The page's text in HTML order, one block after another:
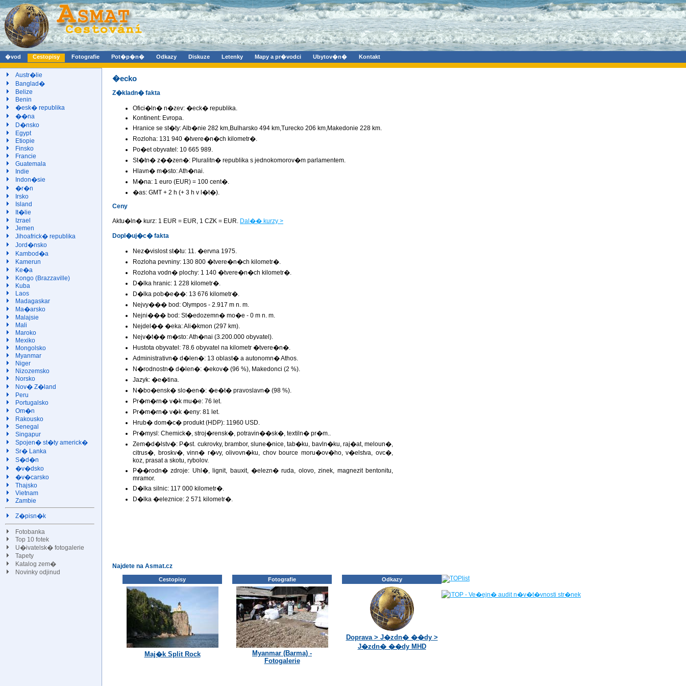
�vod Cestopisy Fotografie Pot�p�n� Odkazy Diskuze Letenky Mapy a pr�vodci Ubytov�n� Kontakt
Austr�lie
Banglad�
Belize
Benin
�esk� republika
��na
D�nsko
Egypt
Etiopie
Finsko
Francie
Guatemala
Indie
Indon�sie
�r�n
Irsko
Island
It�lie
Izrael
Jemen
Jihoafrick� republika
Jord�nsko
Kambod�a
Kamerun
Ke�a
Kongo (Brazzaville)
Kuba
Laos
Madagaskar
Ma�arsko
Malajsie
Mali
Maroko
Mexiko
Mongolsko
Myanmar
Niger
Nizozemsko
Norsko
Nov� Z�land
Peru
Portugalsko
Om�n
Rakousko
Senegal
Singapur
Spojen� st�ty americk�
Sr� Lanka
S�d�n
�v�dsko
�v�carsko
Thajsko
Vietnam
Zambie
Z�pisn�k
Fotobanka
Top 10 fotek
U�ivatelsk� fotogalerie
Tapety
Katalog zem�
Novinky odjinud
�ecko
Z�kladn� fakta
Ofici�ln� n�zev: �eck� republika.
Kontinent: Evropa.
Hranice se st�ty: Alb�nie 282 km,Bulharsko 494 km,Turecko 206 km,Makedonie 228 km.
Rozloha: 131 940 �tvere�n�ch kilometr�.
Po�et obyvatel: 10 665 989.
St�tn� z��zen�: Pluralitn� republika s jednokomorov�m parlamentem.
Hlavn� m�sto: Ath�nai.
M�na: 1 euro (EUR) = 100 cent�.
�as: GMT + 2 h (+ 3 h v l�t�).
Ceny
Aktu�ln� kurz: 1 EUR = EUR, 1 CZK = EUR. Dal�� kurzy >
Dopl�uj�c� fakta
Nez�vislost st�tu: 11. �ervna 1975.
Rozloha pevniny: 130 800 �tvere�n�ch kilometr�.
Rozloha vodn� plochy: 1 140 �tvere�n�ch kilometr�.
D�lka hranic: 1 228 kilometr�.
D�lka pob�e��: 13 676 kilometr�.
Nejvy��� bod: Olympos - 2.917 m n. m.
Nejni��� bod: St�edozemn� mo�e - 0 m n. m.
Nejdel�� �eka: Ali�kmon (297 km).
Nejv�t�� m�sto: Ath�nai (3.200.000 obyvatel).
Hustota obyvatel: 78.6 obyvatel na kilometr �tvere�n�.
Administrativn� d�len�: 13 oblast� a autonomn� Athos.
N�rodnostn� d�len�: �ekov� (96 %), Makedonci (2 %).
Jazyk: �e�tina.
N�bo�ensk� slo�en�: �e�t� pravoslavn� (98 %).
Pr�m�rn� v�k mu�e: 76 let.
Pr�m�rn� v�k �eny: 81 let.
Hrub� dom�c� produkt (HDP): 11960 USD.
Pr�mysl: Chemick�, stroj�rensk�, potravin��sk�, textiln� pr�m..
Zem�d�lstv�: P�st. cukrovky, brambor, slune�nice, tab�ku, bavln�ku, raj�at, meloun�,
citrus�, broskv�, vinn� r�vy, olivovn�ku, chov bource moru�ov�ho, v�elstva, ovc�,
koz, prasat a skotu, rybolov.
P��rodn� zdroje: Uhl�, lignit, bauxit, �elezn� ruda, olovo, zinek, magnezit bentonitu,
mramor.
D�lka silnic: 117 000 kilometr�.
D�lka �eleznice: 2 571 kilometr�.
Najdete na Asmat.cz
Cestopisy
Maj�k Split Rock
Fotografie
Myanmar (Barma) -
Fotogalerie
Odkazy
Doprava > J�zdn� ��dy >
J�zdn� ��dy MHD